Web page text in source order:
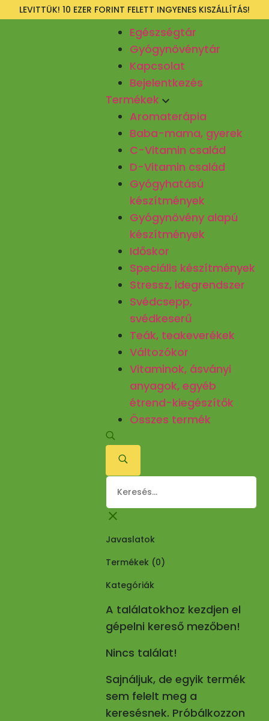
LEVITTÜK! 10 EZER FORINT FELETT INGYENES KISZÁLLÍTÁS!
Egészségtár
Gyógynövénytár
Kapcsolat
Bejelentkezés
Termékek
Aromaterápia
Baba-mama, gyerek
C-Vitamin család
D-Vitamin család
Gyógyhatású
készítmények
Gyógynövény alapú
készítmények
Időskor
Speciális készítmények
Stressz, idegrendszer
Svédcsepp,
svédkeserű
Teák, teakeverékek
Változókor
Vitaminok, ásványi
anyagok, egyéb
étrend-kiegészítők
Összes termék
Javaslatok
Termékek (0)
Kategóriák
A találatokhoz kezdjen el
gépelni kereső mezőben!
Nincs találat!
Sajnáljuk, de egyik termék
sem felelt meg a
keresésnek. Próbálkozzon